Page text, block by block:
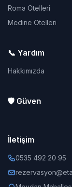
Roma Otelleri
Medine Otelleri
📞 Yardım
Hakkımızda
🛡️ Güven
İletişim
0535 492 20 95